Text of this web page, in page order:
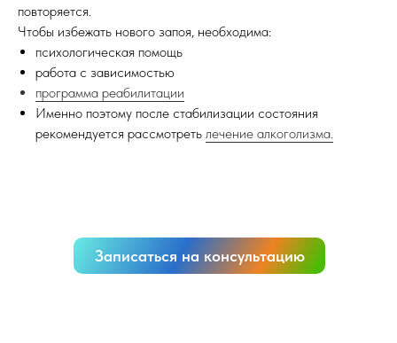
повторяется.
Чтобы избежать нового запоя, необходима:
психологическая помощь
работа с зависимостью
программа реабилитации
Именно поэтому после стабилизации состояния
рекомендуется рассмотреть лечение алкоголизма.
Записаться на консультацию